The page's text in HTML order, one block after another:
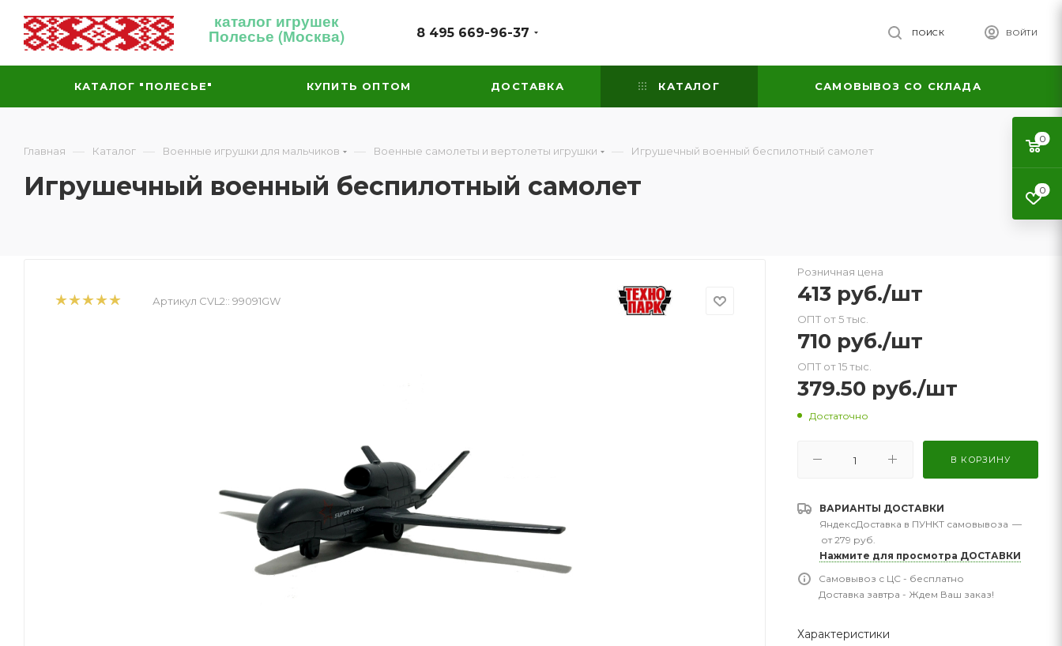
каталог игрушек
Полесье (Москва) 8 495 669-96-37 ВОЙТИ
ПОИСК
КАТАЛОГ "ПОЛЕСЬЕ" КУПИТЬ ОПТОМ ДОСТАВКА КАТАЛОГ САМОВЫВОЗ СО СКЛАДА
Главная — Каталог — Военные игрушки для мальчиков — Военные самолеты и вертолеты игрушки — Игрушечный военный беспилотный самолет
Игрушечный военный беспилотный самолет
Артикул CVL2:: 99091GW
Розничная цена
413 руб./шт
ОПТ от 5 тыс.
710 руб./шт
ОПТ от 15 тыс.
379.50 руб./шт
Достаточно
В КОРЗИНУ
ВАРИАНТЫ ДОСТАВКИ
ЯндексДоставка в ПУНКТ самовывоза —
от 279 руб.
Нажмите для просмотра ДОСТАВКИ
Самовывоз с ЦС - бесплатно
Доставка завтра - Ждем Ваш заказ!
Характеристики
0
0